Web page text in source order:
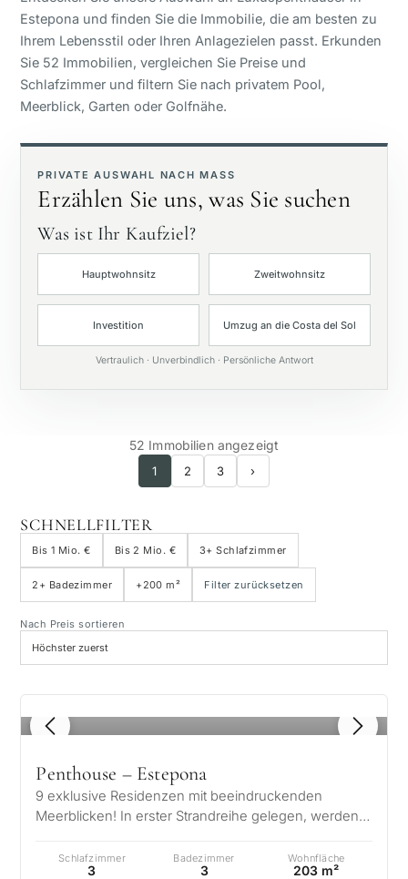
Panoramablick
Golfplatzblick
Privater Garten
Mit Aufzug
Erste Golfreihe
Privater Pool
Estepona und finden Sie die Immobilie, die am besten zu
Ihrem Lebensstil oder Ihren Anlagezielen passt. Erkunden
Sie 52 Immobilien, vergleichen Sie Preise und
Schlafzimmer und filtern Sie nach privatem Pool,
Meerblick, Garten oder Golfnähe.
PRIVATE AUSWAHL NACH MASS
Erzählen Sie uns, was Sie suchen
Was ist Ihr Kaufziel?
Hauptwohnsitz Zweitwohnsitz
Investition Umzug an die Costa del Sol
Vertraulich · Unverbindlich · Persönliche Antwort
52 Immobilien angezeigt
1 2 3 ›
SCHNELLFILTER
Bis 1 Mio. € Bis 2 Mio. € 3+ Schlafzimmer
2+ Badezimmer +200 m² Filter zurücksetzen
Nach Preis sortieren
1 / 8
Penthouse – Estepona
9 exklusive Residenzen mit beeindruckenden
Meerblicken! In erster Strandreihe gelegen, werden
Schlafzimmer
3
Badezimmer
3
Wohnfläche
203 m²